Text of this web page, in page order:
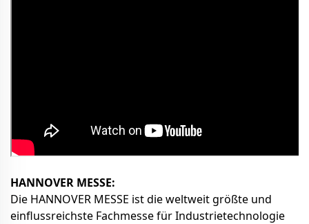
HANNOVER MESSE:
Die HANNOVER MESSE ist die weltweit größte und
einflussreichste Fachmesse für Industrietechnologie